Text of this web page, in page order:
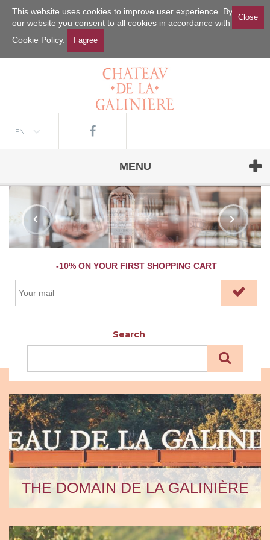
Close
This website uses cookies to improve user experience. By using
our website you consent to all cookies in accordance with our
Cookie Policy.
EN
MENU
-10% ON YOUR FIRST SHOPPING CART
Search
THE DOMAIN DE LA GALINIÈRE